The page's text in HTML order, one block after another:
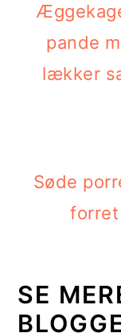
pande
lækker
Søde
forret
SE